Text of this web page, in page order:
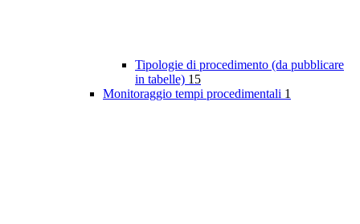
Tipologie di procedimento (da pubblicare
in tabelle) 15
Monitoraggio tempi procedimentali 1